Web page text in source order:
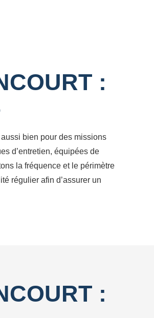
:
bien pour des missions
d’entretien, équipées de
la fréquence et le périmètre
régulier afin d’assurer un
: